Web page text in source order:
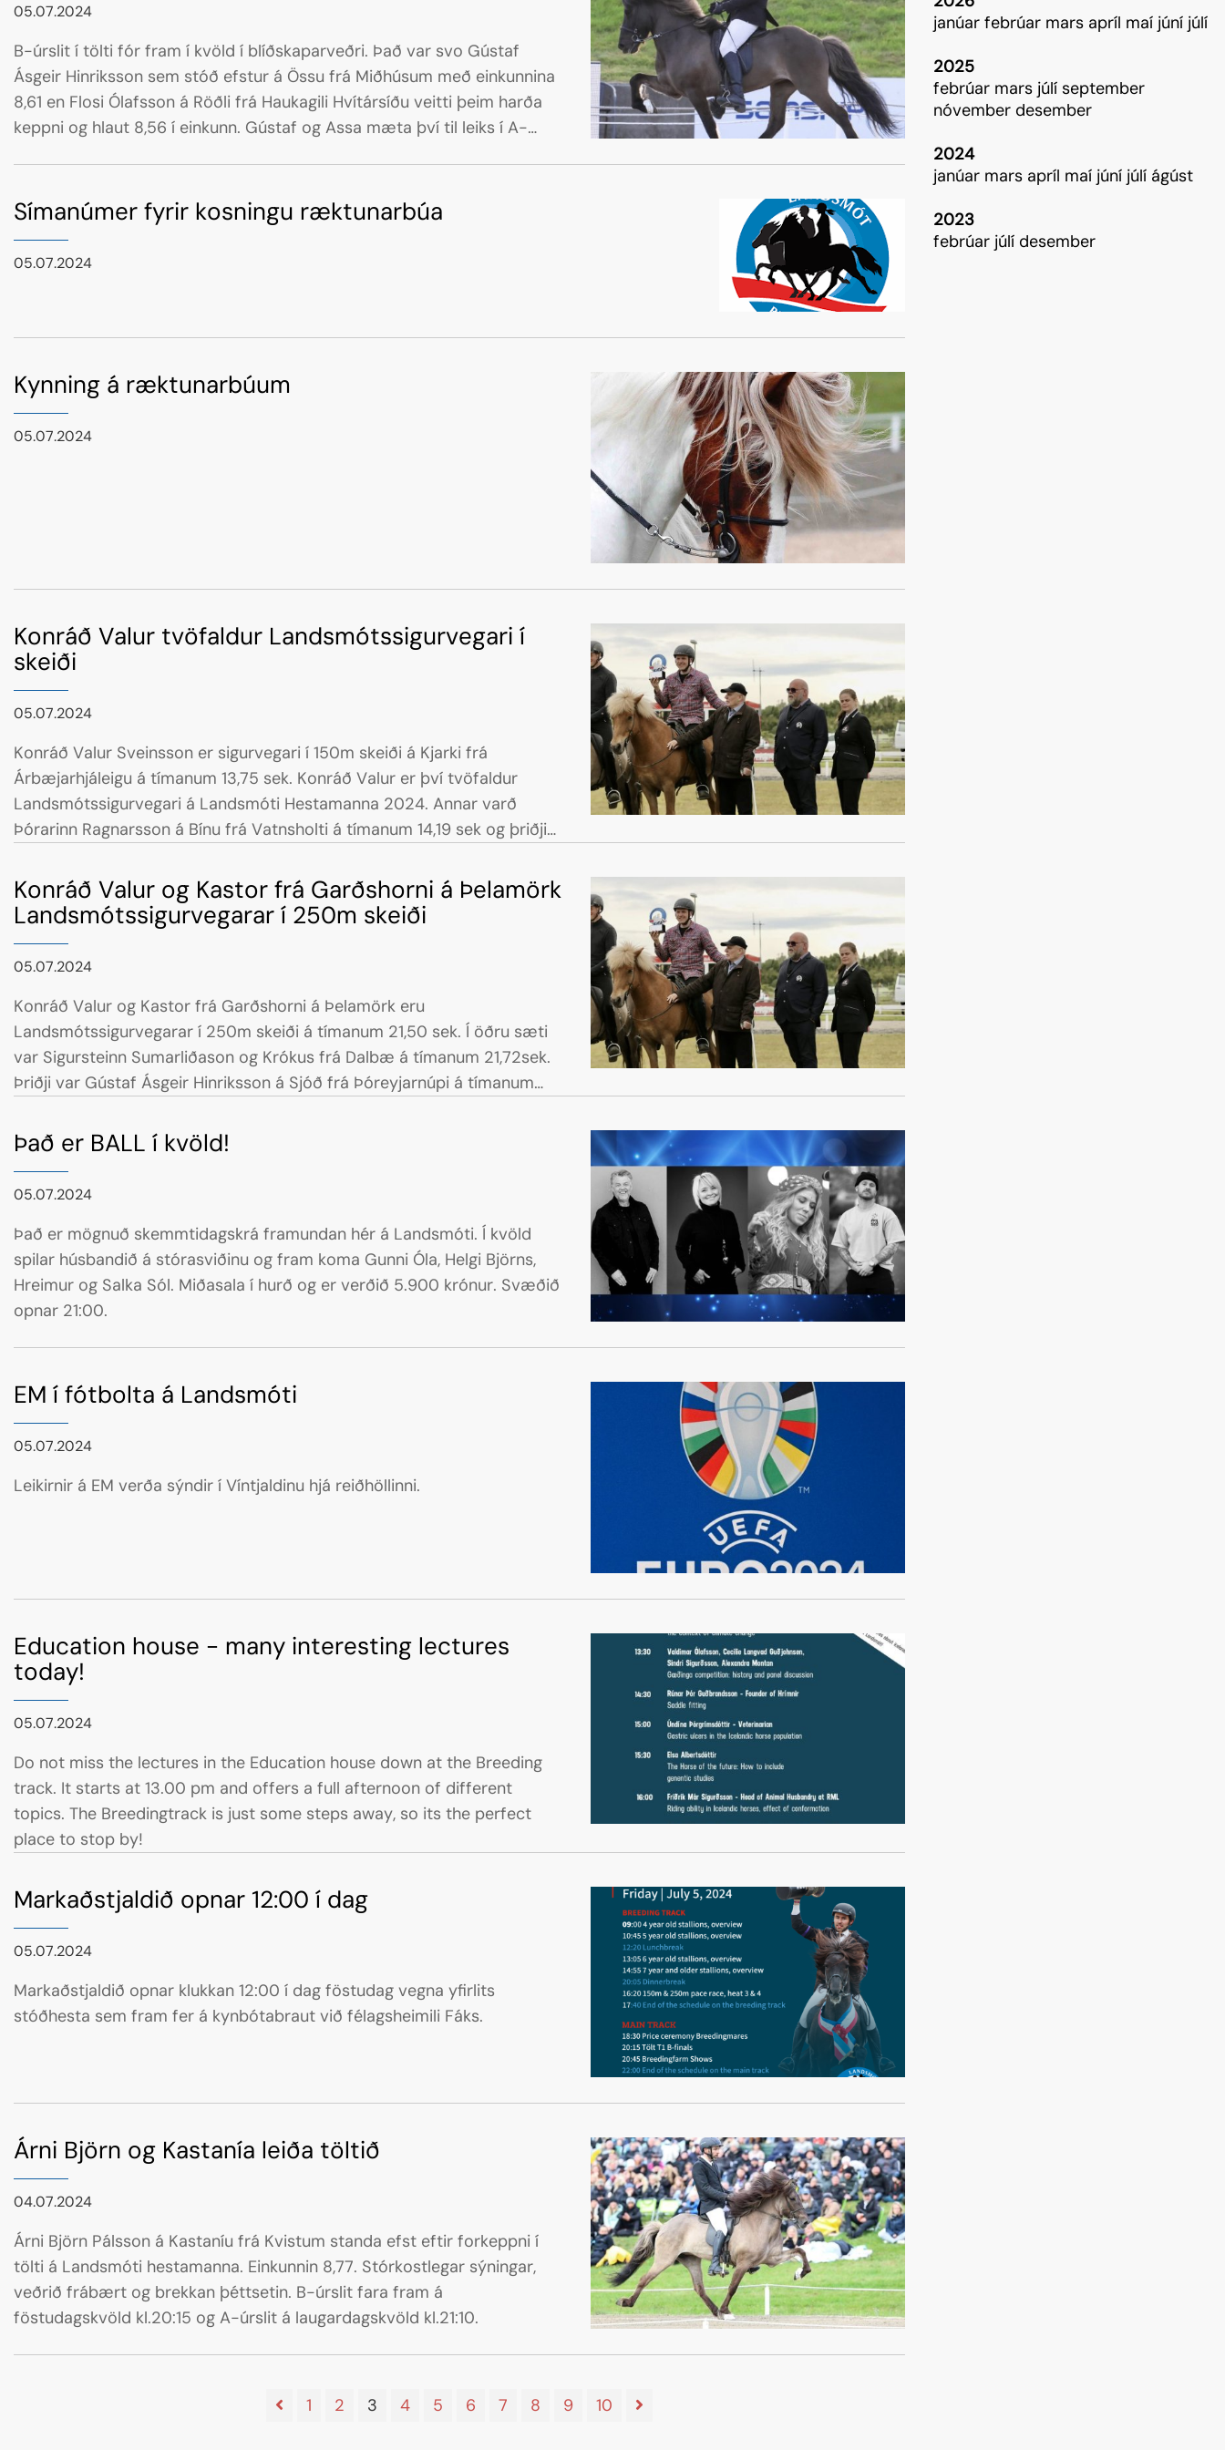
Markaðstorg
Matarmenning
Tímarit LM2026
Sjálfboðaliðar
Úrslit fyrri móta
Skráning keppenda
Tónlist
Þátttökuréttur
Æfingatímar
05.07.2024
B-úrslit í tölti fór fram í kvöld í blíðskaparveðri. Það var svo Gústaf
Ásgeir Hinriksson sem stóð efstur á Össu frá Miðhúsum með einkunnina
8,61 en Flosi Ólafsson á Röðli frá Haukagili Hvítársíðu veitti þeim harða
keppni og hlaut 8,56 í einkunn. Gústaf og Assa mæta því til leiks í A-
Símanúmer fyrir kosningu ræktunarbúa
05.07.2024
Kynning á ræktunarbúum
05.07.2024
Konráð Valur tvöfaldur Landsmótssigurvegari í
skeiði
05.07.2024
Konráð Valur Sveinsson er sigurvegari í 150m skeiði á Kjarki frá
Árbæjarhjáleigu á tímanum 13,75 sek. Konráð Valur er því tvöfaldur
Landsmótssigurvegari á Landsmóti Hestamanna 2024. Annar varð
Þórarinn Ragnarsson á Bínu frá Vatnsholti á tímanum 14,19 sek og þriðji
Konráð Valur og Kastor frá Garðshorni á Þelamörk
Landsmótssigurvegarar í 250m skeiði
05.07.2024
Konráð Valur og Kastor frá Garðshorni á Þelamörk eru
Landsmótssigurvegarar í 250m skeiði á tímanum 21,50 sek. Í öðru sæti
var Sigursteinn Sumarliðason og Krókus frá Dalbæ á tímanum 21,72sek.
Þriðji var Gústaf Ásgeir Hinriksson á Sjóð frá Þóreyjarnúpi á tímanum
Það er BALL í kvöld!
05.07.2024
Það er mögnuð skemmtidagskrá framundan hér á Landsmóti. Í kvöld
spilar húsbandið á stórasviðinu og fram koma Gunni Óla, Helgi Björns,
Hreimur og Salka Sól. Miðasala í hurð og er verðið 5.900 krónur. Svæðið
opnar 21:00.
EM í fótbolta á Landsmóti
05.07.2024
Leikirnir á EM verða sýndir í Víntjaldinu hjá reiðhöllinni.
Education house - many interesting lectures
today!
05.07.2024
Do not miss the lectures in the Education house down at the Breeding
track. It starts at 13.00 pm and offers a full afternoon of different
topics. The Breedingtrack is just some steps away, so its the perfect
place to stop by!
Markaðstjaldið opnar 12:00 í dag
05.07.2024
Markaðstjaldið opnar klukkan 12:00 í dag föstudag vegna yfirlits
stóðhesta sem fram fer á kynbótabraut við félagsheimili Fáks.
Árni Björn og Kastanía leiða töltið
04.07.2024
Árni Björn Pálsson á Kastaníu frá Kvistum standa efst eftir forkeppni í
tölti á Landsmóti hestamanna. Einkunnin 8,77. Stórkostlegar sýningar,
veðrið frábært og brekkan þéttsetin. B-úrslit fara fram á
föstudagskvöld kl.20:15 og A-úrslit á laugardagskvöld kl.21:10.
1 2 3 4 5 6 7 8 9 10
janúar febrúar mars apríl maí júní júlí
2025
febrúar mars júlí september
nóvember desember
2024
janúar mars apríl maí júní júlí ágúst
2023
febrúar júlí desember